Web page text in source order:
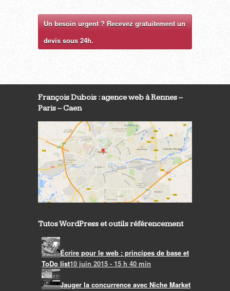
Un besoin urgent ? Recevez gratuitement un
devis sous 24h.
François Dubois : agence web à Rennes –
Paris – Caen
Tutos WordPress et outils référencement
Écrire pour le web : principes de base et
ToDo list10 juin 2015 - 15 h 40 min
Jauger la concurrence avec Niche Market